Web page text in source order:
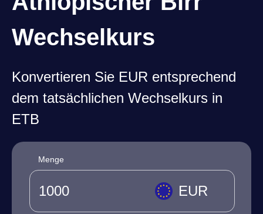
Wechselkurs
Konvertieren Sie EUR entsprechend
dem tatsächlichen Wechselkurs in
ETB
Menge
EUR